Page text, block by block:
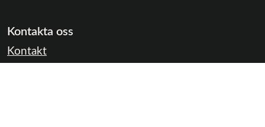
Kontakta oss
Kontakt